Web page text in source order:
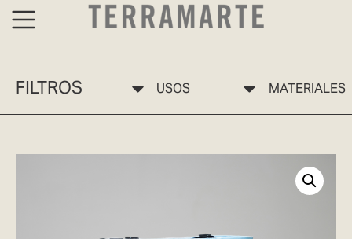
FILTROS USOS MATERIALES